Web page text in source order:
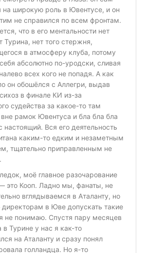
на широкую роль в Ювентусе, и он
не справился по всем фронтам.
что в его ментальности нет
Турина, нет того стержня,
в атмосферу клуба, потому
абсолютно по-уродски, сливая
всех кого не попадя. А как
он обошёлся с Аллегри, выдав
в финале КИ из-за
судейства за какое-то там
рамок Ювентуса и бла бла бла
Вся его деятельность
каким-то едким и незаметным
тщательно приправленным не
моё главное разочарование
это Кооп. Ладно мы, фанаты, не
вглядываемся в Аталанту, но
в Юве допускать такие
не понимаю. Спустя пару месяцев
в Турине у нас я как-то
на Аталанту и сразу понял
голландца. Но я-то